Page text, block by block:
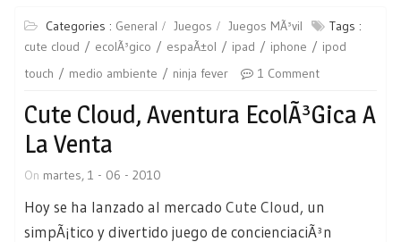
Categories : General Juegos Juegos MÃ³vil
Tags :
cute cloud
ecolÃ³gico espaÃ±ol ipad iphone
ipod
touch
medio ambiente ninja fever 1 Comment
Cute Cloud, Aventura EcolÃ³gica A
La Venta
On martes, 1 - 06 - 2010
Hoy se ha lanzado al mercado Cute Cloud, un
simpÃ¡tico y divertido juego de concienciaciÃ³n